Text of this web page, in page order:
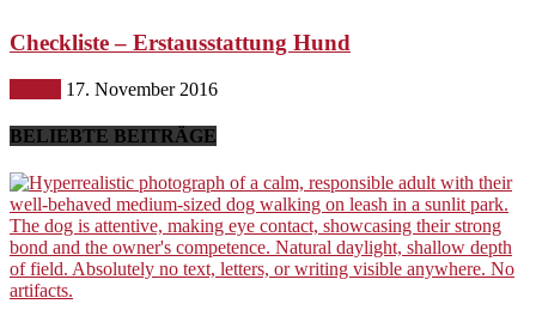
Checkliste – Erstausstattung Hund
17. November 2016
BELIEBTE BEITRÄGE